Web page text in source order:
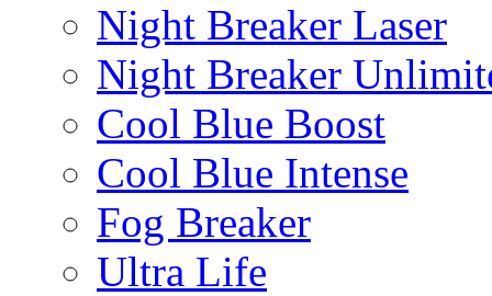
Night Breaker Laser
Night Breaker
Cool Blue Boost
Cool Blue Intense
Fog Breaker
Ultra Life